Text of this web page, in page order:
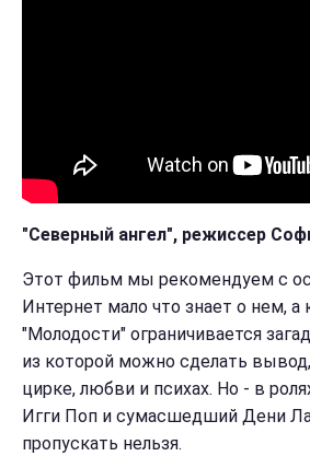
"Северный ангел", режиссер
Этот фильм мы рекомендуем с
Интернет мало что знает о нем, а
"Молодости" ограничивается
из которой можно сделать
цирке, любви и психах. Но - в
Игги Поп и сумасшедший Дени
пропускать нельзя.